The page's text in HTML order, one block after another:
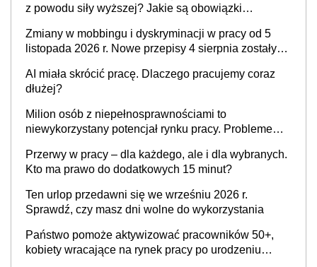
z powodu siły wyższej? Jakie są obowiązki
Zmiany w mobbingu i dyskryminacji w pracy od 5
listopada 2026 r. Nowe przepisy 4 sierpnia zostały
AI miała skrócić pracę. Dlaczego pracujemy coraz
dłużej?
Milion osób z niepełnosprawnościami to
niewykorzystany potencjał rynku pracy. Problemem
refundacji, ale bariery po stronie systemu i
świadomości pracodawców [WYWIAD]
Przerwy w pracy – dla każdego, ale i dla wybranych.
Kto ma prawo do dodatkowych 15 minut?
Ten urlop przedawni się we wrześniu 2026 r.
Sprawdź, czy masz dni wolne do wykorzystania
Państwo pomoże aktywizować pracowników 50+,
kobiety wracające na rynek pracy po urodzeniu